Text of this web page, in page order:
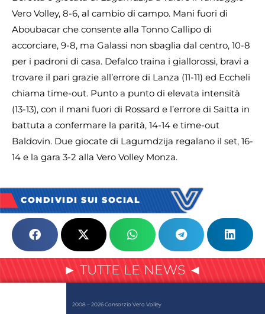
Vero Volley, 8-6, al cambio di campo. Mani fuori di
Aboubacar che consente alla Tonno Callipo di
accorciare, 9-8, ma Galassi non sbaglia dal centro, 10-8
per i padroni di casa. Defalco traina i giallorossi, bravi a
trovare il pari grazie all’errore di Lanza (11-11) ed Eccheli
chiama time-out. Punto a punto di elevata intensità
(13-13), con il mani fuori di Rossard e l’errore di Saitta in
battuta a confermare la parità, 14-14 e time-out
Baldovin. Due giocate di Lagumdzija regalano il set, 16-
14 e la gara 3-2 alla Vero Volley Monza.
CONDIVIDI SUI SOCIAL
► TUTTE LE NEWS ◄
2008 – 2026 Consorzio Vero Volley